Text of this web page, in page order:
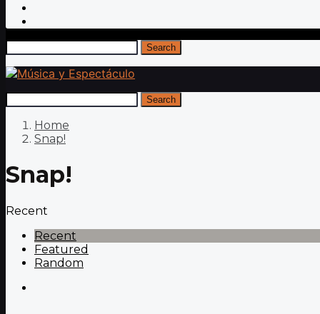
Search
Search
Home
Snap!
Snap!
Recent
Recent
Featured
Random